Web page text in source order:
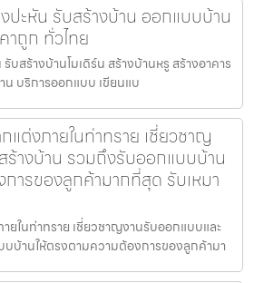
ปะหัน รับสร้างบ้าน ออกแบบบ้าน
าถูก ทั่วไทย
บสร้างบ้านโมเดิร์น สร้างบ้านหรู สร้างอาคาร
น บริการออกแบบ เขียนแบ
ต่งภายในท่าทราย เชี่ยวชาญ
ร้างบ้าน รวมถึงรับออกแบบบ้าน
ารของลูกค้ามากที่สุด รับเหมา
ยในท่าทราย เชี่ยวชาญงานรับออกแบบและ
บ้านให้ตรงตามความต้องการของลูกค้ามา